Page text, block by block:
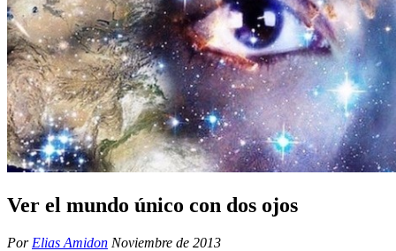
Ver el mundo único con dos ojos
Por Elias Amidon Noviembre de 2013